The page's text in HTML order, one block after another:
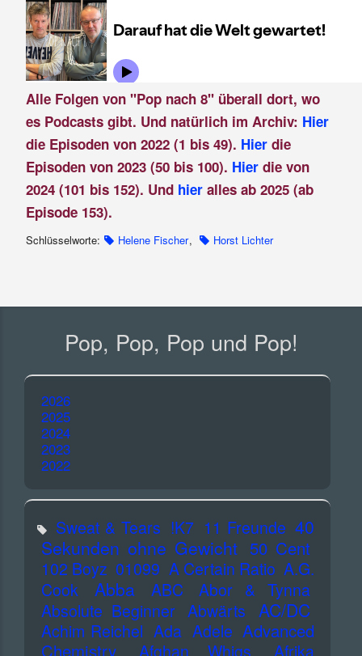
Alle Folgen von "Pop nach 8" überall dort, wo
es Podcasts gibt. Und natürlich im Archiv: Hier
die Episoden von 2022 (1 bis 49). Hierdie
Episoden von 2023 (50 bis 100). Hier die von
2024 (101 bis 152). Und hier alles ab 2025 (ab
Episode 153).
Schlüsselworte: Helene Fischer, Horst Lichter
Pop, Pop, Pop und Pop!
2026
2025
2024
2023
2022
Sweat & Tears !K7 11 Freunde 40
Sekunden ohne Gewicht 50 Cent
102 Boyz 01099 A Certain Ratio A.G.
Cook
Abba ABC
Abor & Tynna
Absolute Beginner Abwärts AC/DC
Achim Reichel Ada Adele Advanced
Chemistry